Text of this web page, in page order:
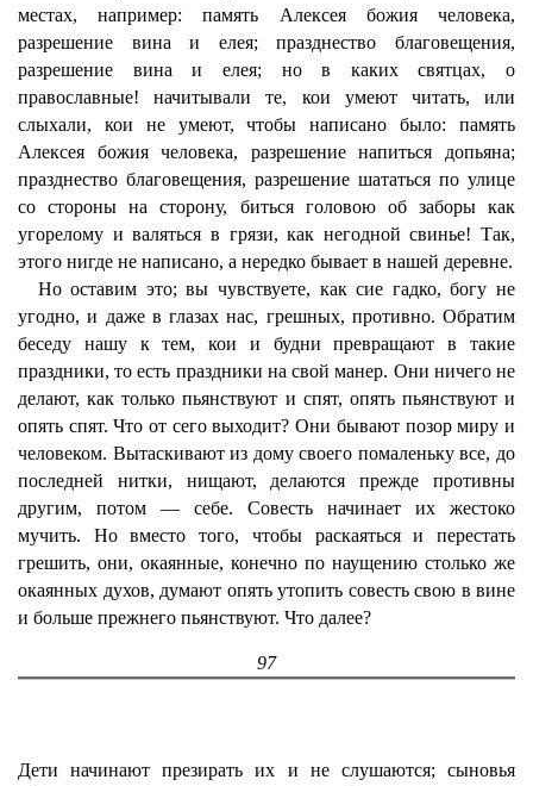
местах, например: память Алексея божия человека,
разрешение вина и елея; празднество благовещения,
разрешение вина и елея; но в каких святцах, о
православные! начитывали те, кои умеют читать, или
слыхали, кои не умеют, чтобы написано было: память
Алексея божия человека, разрешение напиться допьяна;
празднество благовещения, разрешение шататься по улице
со стороны на сторону, биться головою об заборы как
угорелому и валяться в грязи, как негодной свинье! Так,
этого нигде не написано, а нередко бывает в нашей деревне.
Но оставим это; вы чувствуете, как сие гадко, богу не
угодно, и даже в глазах нас, грешных, противно. Обратим
беседу нашу к тем, кои и будни превращают в такие
праздники, то есть праздники на свой манер. Они ничего не
делают, как только пьянствуют и спят, опять пьянствуют и
опять спят. Что от сего выходит? Они бывают позор миру и
человеком. Вытаскивают из дому своего помаленьку все, до
последней нитки, нищают, делаются прежде противны
другим, потом — себе. Совесть начинает их жестоко
мучить. Но вместо того, чтобы раскаяться и перестать
грешить, они, окаянные, конечно по наущению столько же
окаянных духов, думают опять утопить совесть свою в вине
и больше прежнего пьянствуют. Что далее?
97
Дети начинают презирать их и не слушаются; сыновья